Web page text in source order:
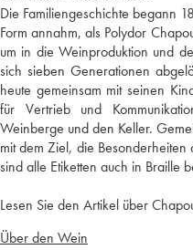
Die Familiengeschichte begann
Form annahm, als Polydor
um in die Weinproduktion und
sich sieben Generationen
heute gemeinsam mit seinen
für Vertrieb und
Weinberge und den Keller.
mit dem Ziel, die
sind alle Etiketten auch in Braille
Lesen Sie den Artikel über
Über den Wein